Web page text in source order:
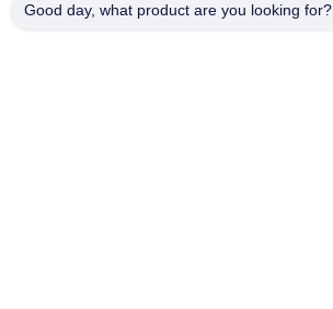
Good day, what product are you looking for?